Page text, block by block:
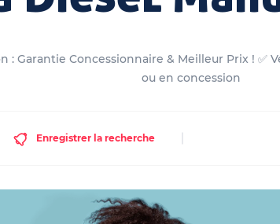
: Garantie Concessionnaire & Meilleur Prix ! ✅
ou en concession
Enregistrer la recherche